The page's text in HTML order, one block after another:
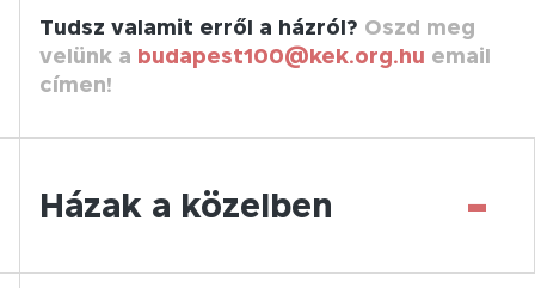
Tudsz valamit erről a házról? Oszd meg
velünk a budapest100@kek.org.hu email
címen!
Házak a közelben -